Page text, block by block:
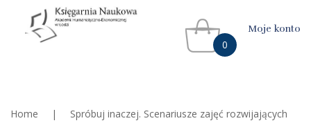
0
Moje konto
Home |
Spróbuj inaczej. Scenariusze zajęć rozwijających